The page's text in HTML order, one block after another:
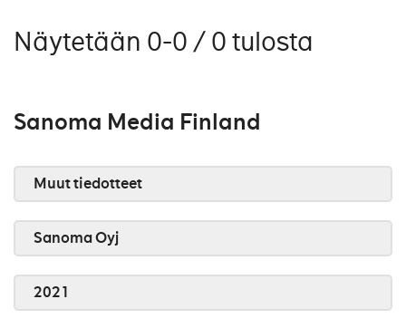
Näytetään 0-0 / 0 tulosta
Sanoma Media Finland
Muut tiedotteet
Sanoma Oyj
2021